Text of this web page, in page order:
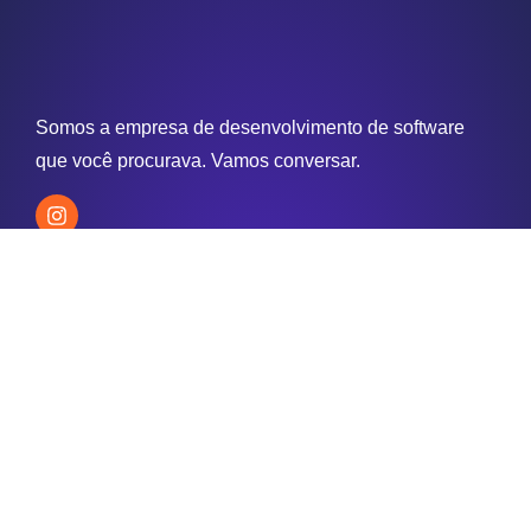
Somos a empresa de desenvolvimento de software
que você procurava. Vamos conversar.
Vamos conversar